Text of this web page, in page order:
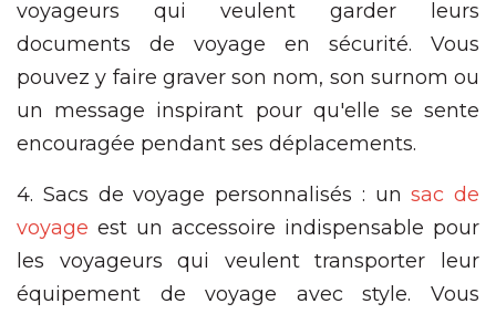
voyageurs qui veulent garder leurs
documents de voyage en sécurité. Vous
pouvez y faire graver son nom, son surnom ou
un message inspirant pour qu'elle se sente
encouragée pendant ses déplacements.
4. Sacs de voyage personnalisés : unsac de
voyage est un accessoire indispensable pour
les voyageurs qui veulent transporter leur
équipement de voyage avec style. Vous